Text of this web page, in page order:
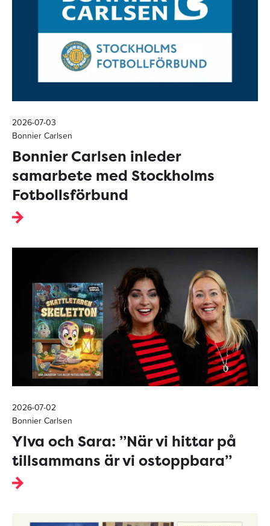
2026-07-03
Bonnier Carlsen
Bonnier Carlsen inleder
samarbete med Stockholms
Fotbollsförbund
2026-07-02
Bonnier Carlsen
Ylva och Sara: ”När vi hittar på
tillsammans är vi ostoppbara”